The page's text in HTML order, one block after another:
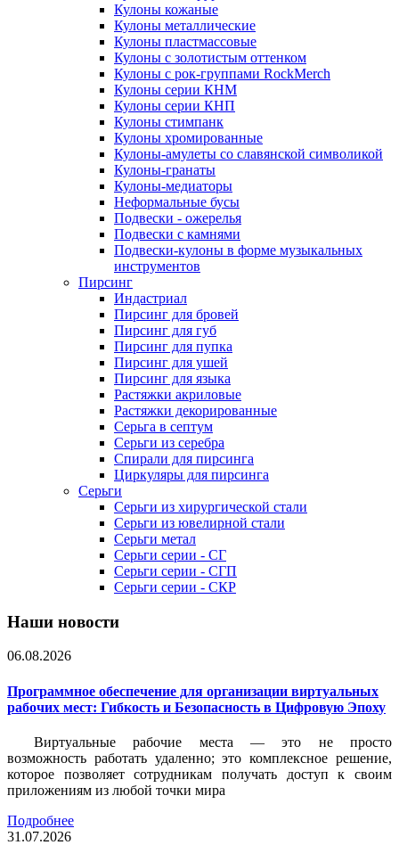
Кулоны кожаные
Кулоны металлические
Кулоны пластмассовые
Кулоны с золотистым оттенком
Кулоны с рок-группами RockMerch
Кулоны серии КНМ
Кулоны серии КНП
Кулоны стимпанк
Кулоны хромированные
Кулоны-амулеты со славянской символикой
Кулоны-гранаты
Кулоны-медиаторы
Неформальные бусы
Подвески - ожерелья
Подвески с камнями
Подвески-кулоны в форме музыкальных
инструментов
Пирсинг
Индастриал
Пирсинг для бровей
Пирсинг для губ
Пирсинг для пупка
Пирсинг для ушей
Пирсинг для языка
Растяжки акриловые
Растяжки декорированные
Серьга в септум
Серьги из серебра
Спирали для пирсинга
Циркуляры для пирсинга
Серьги
Серьги из хирургической стали
Серьги из ювелирной стали
Серьги метал
Серьги серии - СГ
Серьги серии - СГП
Серьги серии - СКР
Наши новости
06.08.2026
Программное обеспечение для организации виртуальных
рабочих мест: Гибкость и Безопасность в Цифровую Эпоху
Виртуальные рабочие места — это не просто
возможность работать удаленно; это комплексное решение,
которое позволяет сотрудникам получать доступ к своим
приложениям из любой точки мира
Подробнее
31.07.2026